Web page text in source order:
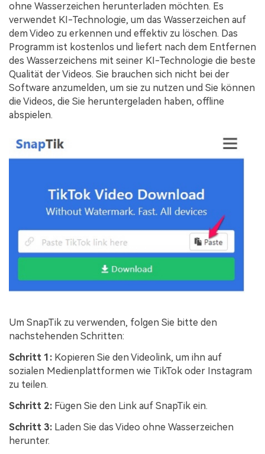
ohne Wasserzeichen herunterladen möchten. Es
verwendet KI-Technologie, um das Wasserzeichen auf
dem Video zu erkennen und effektiv zu löschen. Das
Programm ist kostenlos und liefert nach dem Entfernen
des Wasserzeichens mit seiner KI-Technologie die beste
Qualität der Videos. Sie brauchen sich nicht bei der
Software anzumelden, um sie zu nutzen und Sie können
die Videos, die Sie heruntergeladen haben, offline
abspielen.
Um SnapTik zu verwenden, folgen Sie bitte den
nachstehenden Schritten:
Schritt 1: Kopieren Sie den Videolink, um ihn auf
sozialen Medienplattformen wie TikTok oder Instagram
zu teilen.
Schritt 2: Fügen Sie den Link auf SnapTik ein.
Schritt 3: Laden Sie das Video ohne Wasserzeichen
herunter.